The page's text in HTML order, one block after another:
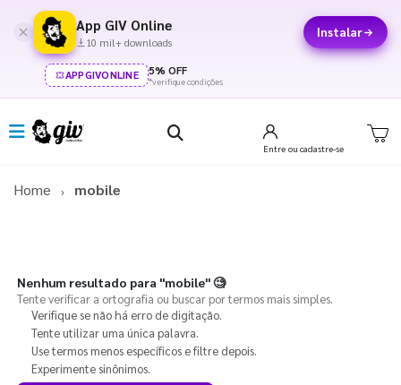
App GIV Online
10 mil+ downloads
Instalar
APPGIVONLINE 5% OFF
*verifique condições
Entre ou cadastre-se
Home mobile
Nenhum resultado para "mobile"🧐
Tente verificar a ortografia ou buscar por termos mais simples.
Verifique se não há erro de digitação.
Tente utilizar uma única palavra.
Use termos menos específicos e filtre depois.
Experimente sinônimos.